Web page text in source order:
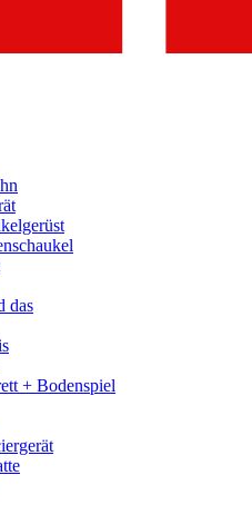
das
+ Bodenspiel